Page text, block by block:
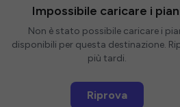
Impossibile caricare i
Non è stato possibile caricare i
disponibili per questa destinazione.
più tardi.
Riprova